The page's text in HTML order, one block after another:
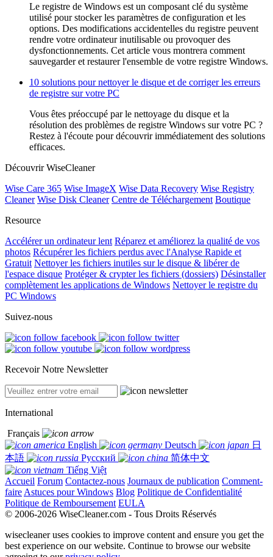
Le registre de Windows est un composant clé du système
utilisé pour stocker les paramètres de configuration et les
options. Des modifications accidentelles du registre peuvent
rendre votre ordinateur inutilisable ou provoquer des
dysfonctionnements. Cet article vous montrera comment
sauvegarder et restaurer l'ensemble de votre registre Windows.
10 solutions pour nettoyer le disque et de corriger les erreurs
de registre sur votre PC
Vous êtes préoccupé par le nettoyage du disque et la
résolution des problèmes de registre Windows sur votre PC ?
Restez à l'écoute pour découvrir immédiatement des solutions
efficaces.
Découvrir WiseCleaner
Wise Care 365 Wise ImageX Wise Data Recovery Wise Registry
Cleaner Wise Disk Cleaner Centre de Téléchargement Boutique
Resource
Accélérer un ordinateur lent Réparez et améliorez la qualité de vos
photos Récupérer les fichiers perdus avec l'Analyse Rapide et
Gratuit Nettoyer les fichiers inutiles sur le disque & libérer de
l'espace disque Protéger & crypter les fichiers (dossiers) Désinstaller
complètement les applications de Windows Nettoyer le registre du
PC Windows
Suivez-nous
Recevoir Notre Newsletter
International
Français
English
Deutsch
日
本語
Русский
简体中文
Tiếng Việt
Accueil Forum Contactez-nous Journaux de publication Comment-
faire Astuces pour Windows Blog Politique de Confidentialité
Politique de Remboursement EULA
© 2006-2026 WiseCleaner.com - Tous Droits Réservés
wisecleaner uses cookies to improve content and ensure you get the
best experience on our website. Continue to browse our website